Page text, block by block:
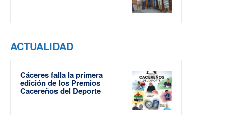
ACTUALIDAD
Cáceres falla la primera
edición de los Premios
Cacereños del Deporte